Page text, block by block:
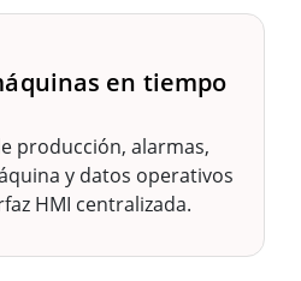
en tiempo
producción, alarmas,
y datos operativos
HMI centralizada.